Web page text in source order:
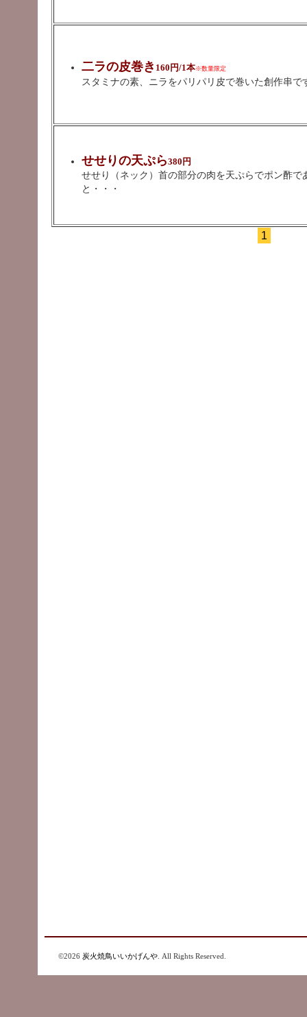
二ラの皮巻き 160円/1本※数量限定
スタミナの素、ニラをパリパリ皮で巻いた創作串で
せせりの天ぷら380円
せせり（ネック）首の部分の肉を天ぷらでポン酢で
と・・・
1
©2026 炭火焼鳥いいかげんや . All Rights Reserved.